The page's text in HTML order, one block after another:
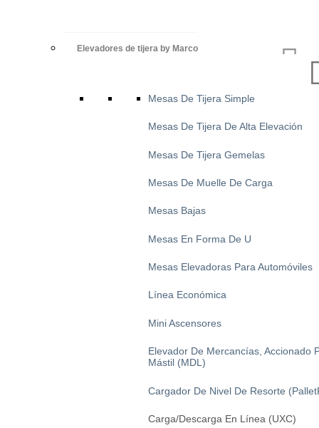
Elevadores de tijera by Marco
Mesas De Tijera Simple
Mesas De Tijera De Alta Elevación
Mesas De Tijera Gemelas
Mesas De Muelle De Carga
Mesas Bajas
Mesas En Forma De U
Mesas Elevadoras Para Automóviles
Línea Económica
Mini Ascensores
Elevador De Mercancías, Accionado
Mástil (MDL)
Cargador De Nivel De Resorte
Carga/descarga En Línea (UXC)